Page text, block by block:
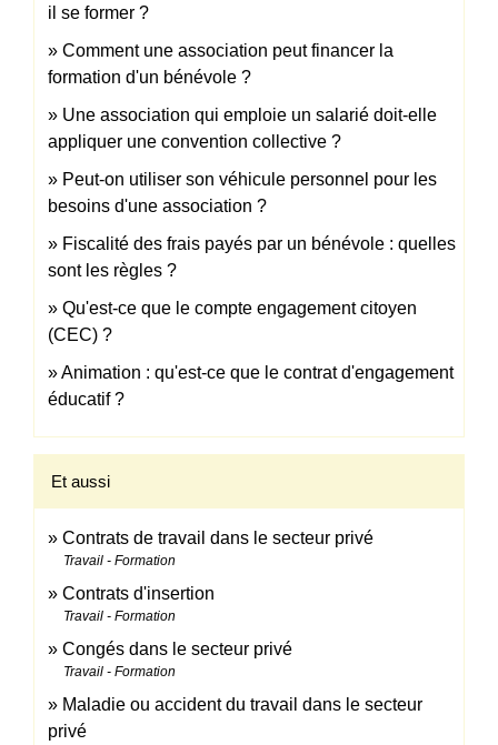
il se former ?
Comment une association peut financer la
formation d'un bénévole ?
Une association qui emploie un salarié doit-elle
appliquer une convention collective ?
Peut-on utiliser son véhicule personnel pour les
besoins d'une association ?
Fiscalité des frais payés par un bénévole : quelles
sont les règles ?
Qu'est-ce que le compte engagement citoyen
(CEC) ?
Animation : qu'est-ce que le contrat d'engagement
éducatif ?
Et aussi
Contrats de travail dans le secteur privé
Travail - Formation
Contrats d'insertion
Travail - Formation
Congés dans le secteur privé
Travail - Formation
Maladie ou accident du travail dans le secteur
privé